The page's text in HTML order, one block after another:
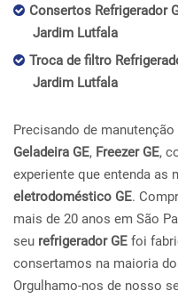
Consertos Refrigerador
Jardim Lutfala
Troca de filtro
Jardim Lutfala
Precisando de
Geladeira GE, Freezer GE,
experiente que entenda as
eletrodoméstico GE.
mais de 20 anos em São
seu refrigerador GE foi
consertamos na maioria
Orgulhamo-nos de nosso